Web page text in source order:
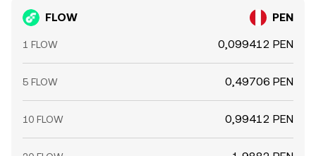
FLOW PEN
1 FLOW 0,099412 PEN
5 FLOW 0,49706 PEN
10 FLOW 0,99412 PEN